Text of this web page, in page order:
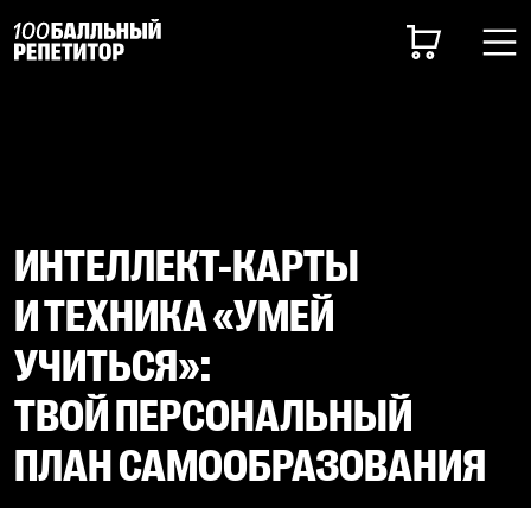
ИНТЕЛЛЕКТ-КАРТЫ
И ТЕХНИКА «УМЕЙ
УЧИТЬСЯ»:
ТВОЙ ПЕРСОНАЛЬНЫЙ
ПЛАН САМООБРАЗОВАНИЯ